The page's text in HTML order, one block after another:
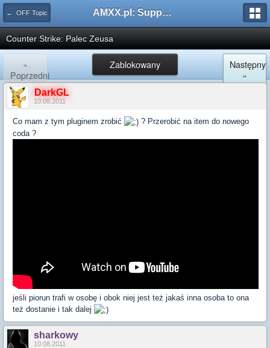
← OFF Topic AMXX.pl: Support AMX Mod X i SourceMod
Counter Strike: Palec Zeusa
Zablokowany
«
Poprzedni
Następny
»
DarkGL
10.08.2011
Co mam z tym pluginem zrobić
? Przerobić na item do nowego
coda ?
jeśli piorun trafi w osobę i obok niej jest też jakaś inna osoba to ona
też dostanie i tak dalej
sharkowy
10.08.2011